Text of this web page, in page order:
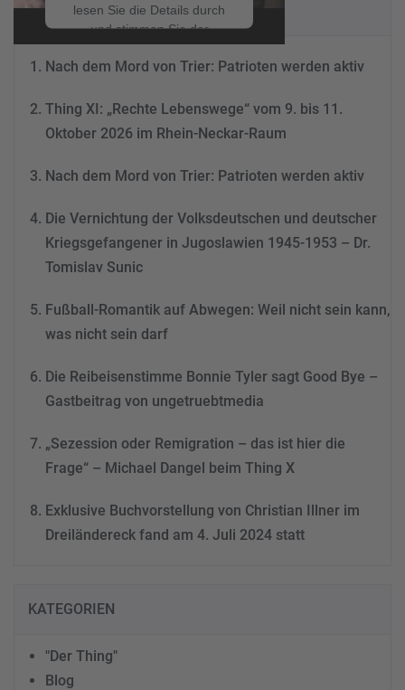
lesen Sie die Details durch
und stimmen Sie der
Nutzung des Service zu, um
dieses Video anzusehen.
Mehr Informationen
Consent Management
&
NEUESTE BEITRÄGE
Nach dem Mord von Trier: Patrioten werden aktiv
Thing XI: „Rechte Lebenswege“ vom 9. bis 11.
Oktober 2026 im Rhein-Neckar-Raum
Nach dem Mord von Trier: Patrioten werden aktiv
Die Vernichtung der Volksdeutschen und deutscher
Kriegsgefangener in Jugoslawien 1945-1953 – Dr.
Tomislav Sunic
Fußball-Romantik auf Abwegen: Weil nicht sein kann,
was nicht sein darf
Die Reibeisenstimme Bonnie Tyler sagt Good Bye –
Gastbeitrag von ungetruebtmedia
„Sezession oder Remigration – das ist hier die
Frage“ – Michael Dangel beim Thing X
Exklusive Buchvorstellung von Christian Illner im
Dreiländereck fand am 4. Juli 2024 statt
KATEGORIEN
"Der Thing"
Blog